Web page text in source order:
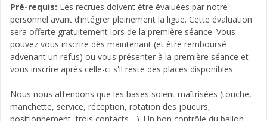
Pré-requis: Les recrues doivent être évaluées par notre
personnel avant d’intégrer pleinement la ligue. Cette évaluation
sera offerte gratuitement lors de la première séance. Vous
pouvez vous inscrire dès maintenant (et être remboursé
advenant un refus) ou vous présenter à la première séance et
vous inscrire après celle-ci s'il reste des places disponibles.
Nous nous attendons que les bases soient maîtrisées (touche,
manchette, service, réception, rotation des joueurs,